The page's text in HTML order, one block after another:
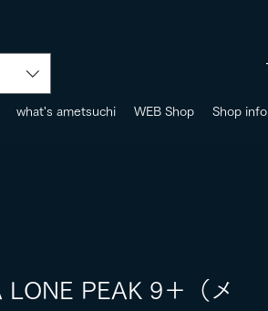
what's ametsuchi WEB Shop Shop info
LONE PEAK 9＋（メ